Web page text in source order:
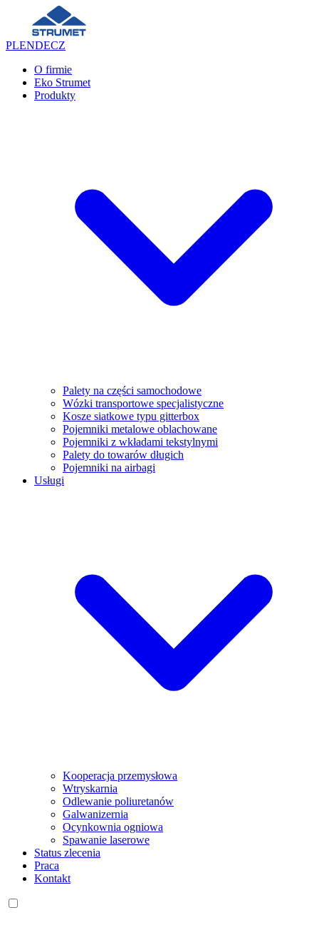
PLENDECZ
O firmie
Eko Strumet
Produkty
Palety na części samochodowe
Wózki transportowe specjalistyczne
Kosze siatkowe typu gitterbox
Pojemniki metalowe oblachowane
Pojemniki z wkładami tekstylnymi
Palety do towarów długich
Pojemniki na airbagi
Usługi
Kooperacja przemysłowa
Wtryskarnia
Odlewanie poliuretanów
Galwanizernia
Ocynkownia ogniowa
Spawanie laserowe
Status zlecenia
Praca
Kontakt